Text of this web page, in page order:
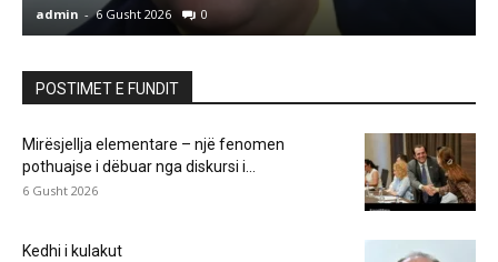
admin - 6 Gusht 2026 0
POSTIMET E FUNDIT
Mirësjellja elementare – një fenomen
pothuajse i dëbuar nga diskursi i...
6 Gusht 2026
Kedhi i kulakut